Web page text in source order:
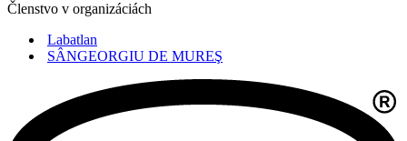
Členstvo v organizáciách
Labatlan
SÂNGEORGIU DE MUREŞ